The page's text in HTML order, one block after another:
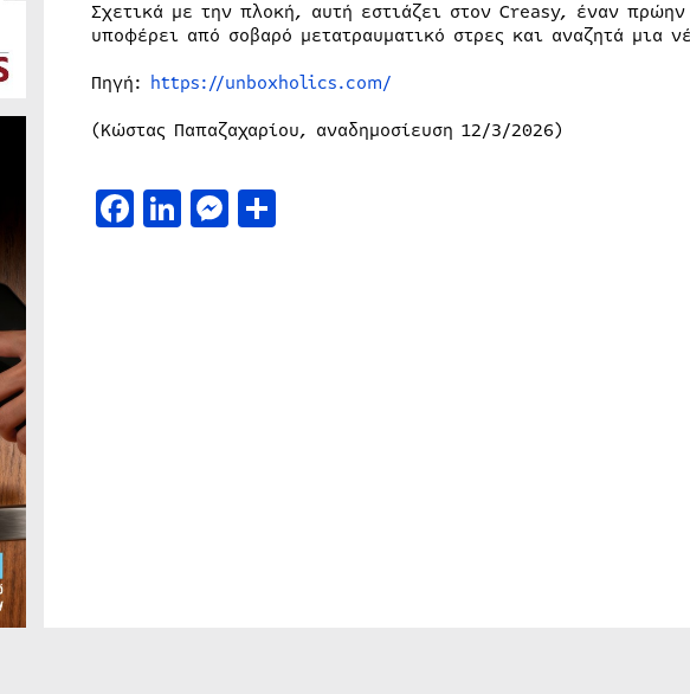
Σχετικά με την πλοκή, αυτή εστιάζει στον Creasy, έναν
υποφέρει από σοβαρό μετατραυματικό στρες και αναζητά μια
Πηγή: https://unboxholics.com/
(Κώστας Παπαζαχαρίου, αναδημοσίευση 12/3/2026)
Facebook
LinkedIn
Messenger
Μοιραστείτε